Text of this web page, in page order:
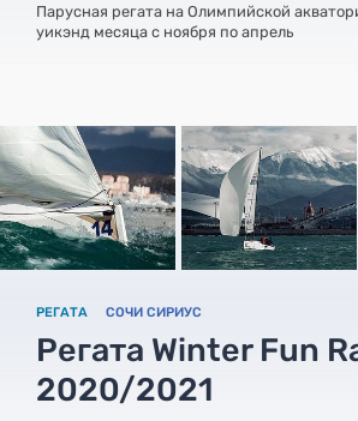
Парусная регата на Олимпийской
уикэнд месяца с ноября по апрель
РЕГАТА СОЧИ СИРИУС
Регата Winter Fun
2020/2021